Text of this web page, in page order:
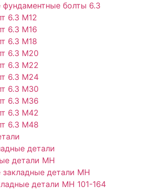
фундаментные болты 6.3
6.3 М12
6.3 М16
6.3 М18
6.3 М20
6.3 М22
6.3 М24
6.3 М30
6.3 М36
6.3 М42
6.3 М48
детали
детали МН
закладные детали МН
детали МН 101-164